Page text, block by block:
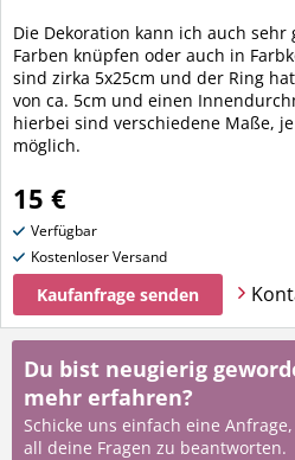
Die Dekoration kann ich auch
Farben knüpfen oder auch in
sind zirka 5x25cm und der Ring
von ca. 5cm und einen
hierbei sind verschiedene Maße,
möglich.
15 €
Verfügbar
Kostenloser Versand
Kaufanfrage senden
Du bist neugierig
mehr erfahren?
Schicke uns einfach eine
all deine Fragen zu beantworten.